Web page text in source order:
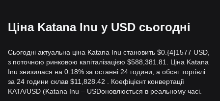
Ціна Katana Inu у USD сьогодні
Сьогодні актуальна ціна Katana Inu становить $0.{​4}1577 USD,
з поточною ринковою капіталізацією $588,381.81. Ціна Katana
Inu знизилася на 0.18% за останні 24 години, а обсяг торгівлі
за 24 години склав $11,828.42 . Коефіцієнт конвертації
KATA/USD (Katana Inu – USDоновлюється в реальному часі.